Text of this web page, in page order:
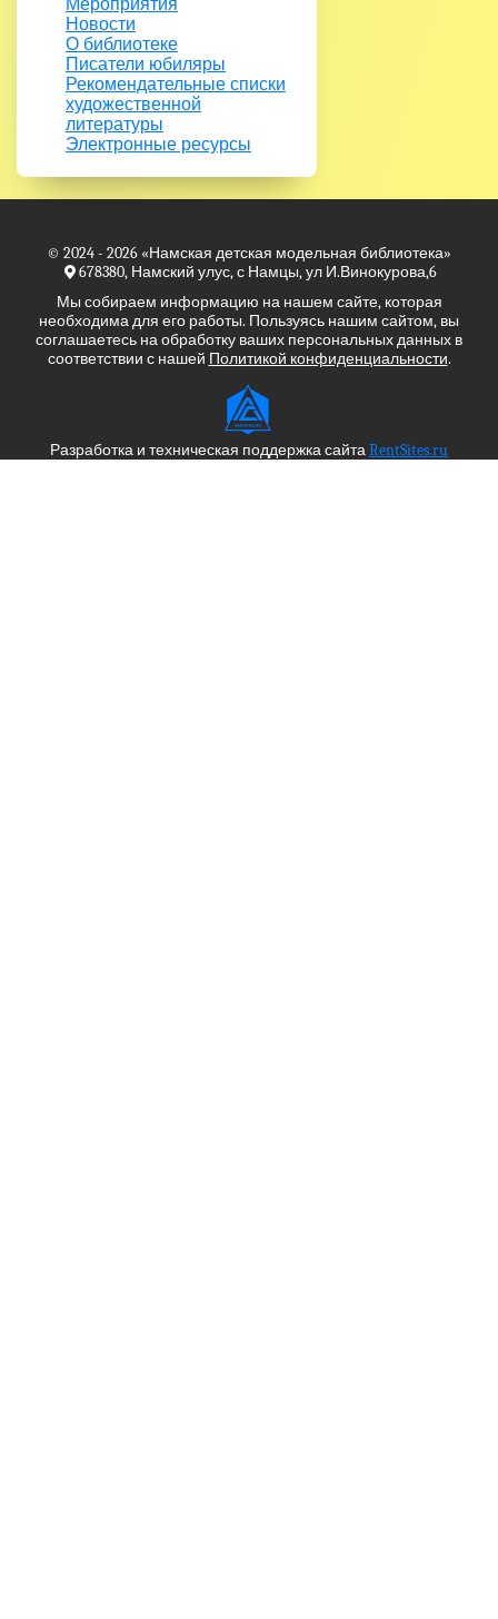
Мероприятия
Новости
О библиотеке
Писатели юбиляры
Рекомендательные списки
художественной
литературы
Электронные ресурсы
© 2024 - 2026 «Намская детская модельная библиотека»
678380, Намский улус, с Намцы, ул И.Винокурова,6
Мы собираем информацию на нашем сайте, которая
необходима для его работы. Пользуясь нашим сайтом, вы
соглашаетесь на обработку ваших персональных данных в
соответствии с нашей Политикой конфиденциальности.
Разработка и техническая поддержка сайтаRentSites.ru